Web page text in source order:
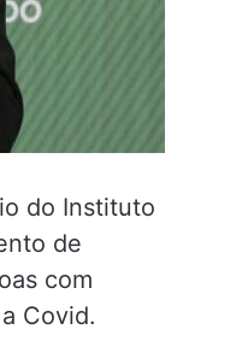
do Instituto
de
com
Covid.